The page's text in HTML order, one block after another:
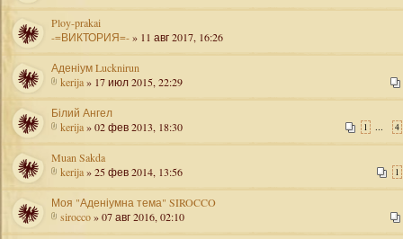
Ploy-prakai
-=ВИКТОРИЯ=-» 11 авг 2017, 16:26
Аденіум Lucknirun
kerija» 17 июл 2015, 22:29
Білий Ангел
1 ... 4
kerija» 02 фев 2013, 18:30
Muan Sakda
1
kerija» 25 фев 2014, 13:56
Моя "Аденіумна тема" SIROCCO
sirocco» 07 авг 2016, 02:10